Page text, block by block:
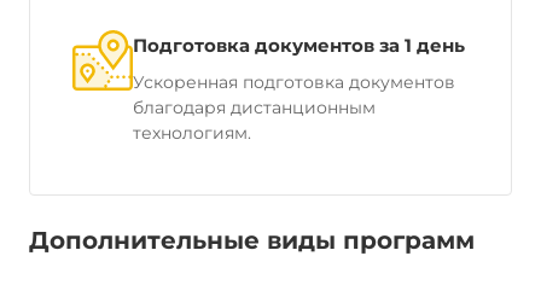
Подготовка документов за 1 день
Ускоренная подготовка документов
благодаря дистанционным
технологиям.
Дополнительные виды программ